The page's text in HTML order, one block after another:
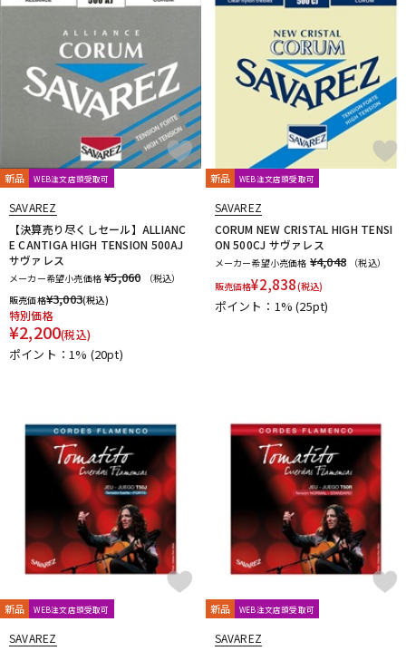
新品 WEB注文店頭受取可
SAVAREZ
【決算売り尽くしセール】ALLIANC
E CANTIGA HIGH TENSION 500AJ
サヴァレス
メーカー希望小売価格 ¥5,060
（税込）
販売価格¥3,003(税込)
特別価格
¥2,200(税込)
ポイント：1% (20pt)
新品 WEB注文店頭受取可
SAVAREZ
CORUM NEW CRISTAL HIGH TENSI
ON 500CJ サヴァレス
メーカー希望小売価格 ¥4,048
（税込）
販売価格¥2,838(税込)
ポイント：1%(25pt)
新品 WEB注文店頭受取可
SAVAREZ
新品 WEB注文店頭受取可
SAVAREZ